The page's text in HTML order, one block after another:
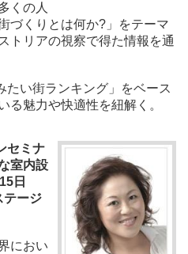
くの人
づくりとは何か?」をテーマ
トリアの視察で得た情報を通
い街ランキング」をベース
る魅力や快適性を紐解く。
セミナ
室内設
日
テージ
におい